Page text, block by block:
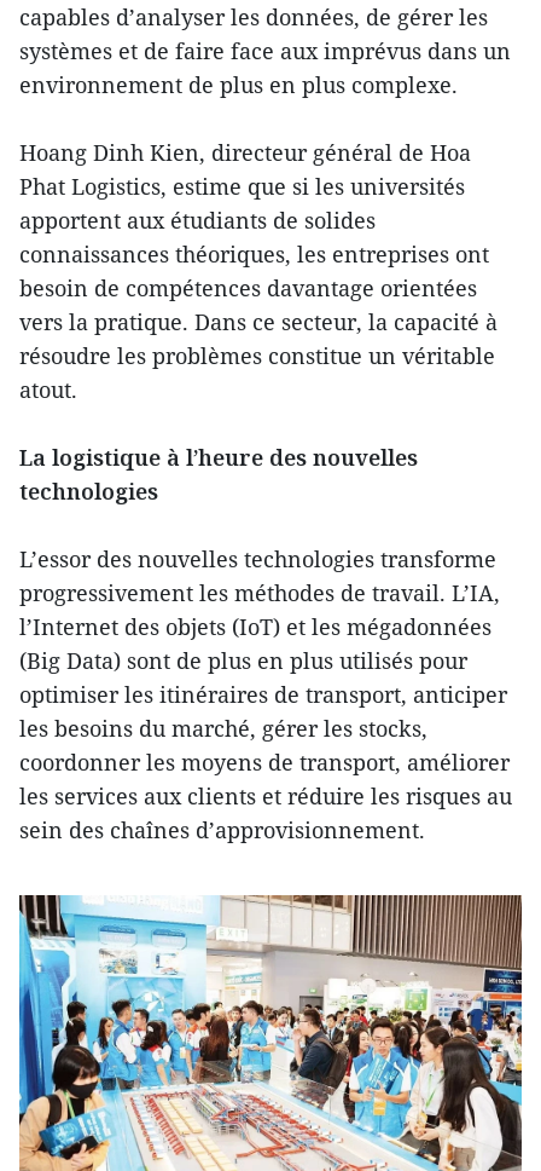
capables d’analyser les données, de gérer les
systèmes et de faire face aux imprévus dans un
environnement de plus en plus complexe.
Hoang Dinh Kien, directeur général de Hoa
Phat Logistics, estime que si les universités
apportent aux étudiants de solides
connaissances théoriques, les entreprises ont
besoin de compétences davantage orientées
vers la pratique. Dans ce secteur, la capacité à
résoudre les problèmes constitue un véritable
atout.
La logistique à l’heure des nouvelles
technologies
L’essor des nouvelles technologies transforme
progressivement les méthodes de travail. L’IA,
l’Internet des objets (IoT) et les mégadonnées
(Big Data) sont de plus en plus utilisés pour
optimiser les itinéraires de transport, anticiper
les besoins du marché, gérer les stocks,
coordonner les moyens de transport, améliorer
les services aux clients et réduire les risques au
sein des chaînes d’approvisionnement.